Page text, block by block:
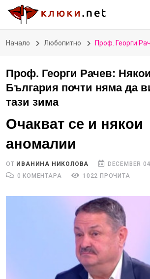
Начало Любопитно Проф. Георги Рачев: Някои места в
Проф. Георги Рачев:
България почти няма да
тази зима
Очакват се и някои
аномалии
ОТ ИВАНИНА НИКОЛОВА
DECEMBER
0 КОМЕНТАРА
1022 ПРОЧИТА